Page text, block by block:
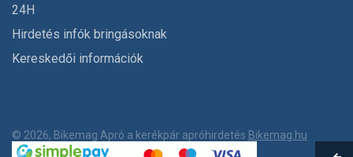
24H
Hirdetés infók bringásoknak
Kereskedői információk
© 2026, Bikemag Apró a kerékpár apróhirdetés Bikemag.hu